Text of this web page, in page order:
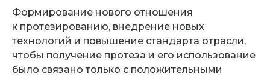
Формирование нового отношения
к протезированию, внедрение новых
технологий и повышение стандарта отрасли,
чтобы получение протеза и его использование
было связано только с положительными